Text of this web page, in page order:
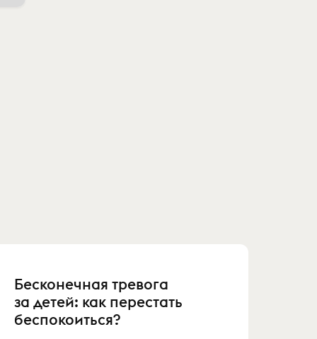
Бесконечная тревога
за детей: как перестать
беспокоиться?